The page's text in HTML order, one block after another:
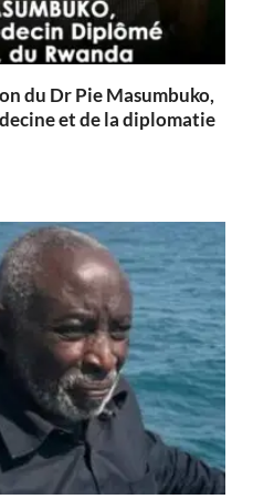
du Dr Pie Masumbuko,
et de la diplomatie